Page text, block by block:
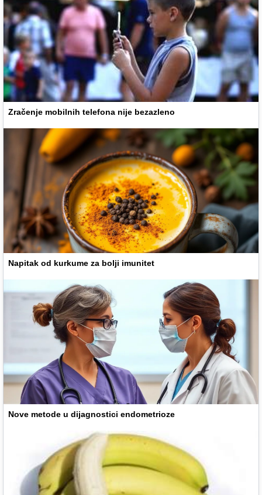
Zračenje mobilnih telefona nije bezazleno
Napitak od kurkume za bolji imunitet
Nove metode u dijagnostici endometrioze